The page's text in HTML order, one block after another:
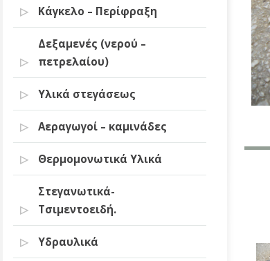
Κάγκελο – Περίφραξη
Δεξαμενές (νερού –
πετρελαίου)
Υλικά στεγάσεως
Αεραγωγοί – καμινάδες
Θερμομονωτικά Υλικά
Στεγανωτικά-
Τσιμεντοειδή.
Υδραυλικά